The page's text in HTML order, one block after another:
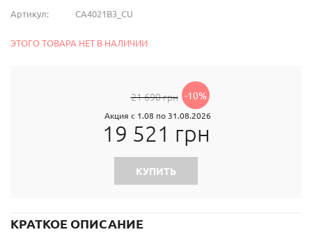
Артикул: CA4021B3_CU
ЭТОГО ТОВАРА НЕТ В НАЛИЧИИ
21 690 грн -10%
Акция с 1.08 по 31.08.2026
19 521 грн
КУПИТЬ
КРАТКОЕ ОПИСАНИЕ